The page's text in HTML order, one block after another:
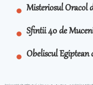
Misteriosul Oracol
Sfintii 40 de
Obeliscul Egiptean